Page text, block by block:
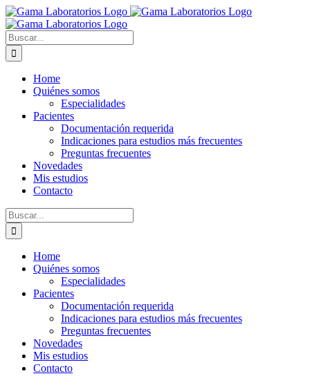
Saltar
al
contenido
Buscar:
Home
Quiénes somos
Especialidades
Pacientes
Documentación requerida
Indicaciones para estudios más frecuentes
Preguntas frecuentes
Novedades
Mis estudios
Contacto
Buscar:
Home
Quiénes somos
Especialidades
Pacientes
Documentación requerida
Indicaciones para estudios más frecuentes
Preguntas frecuentes
Novedades
Mis estudios
Contacto